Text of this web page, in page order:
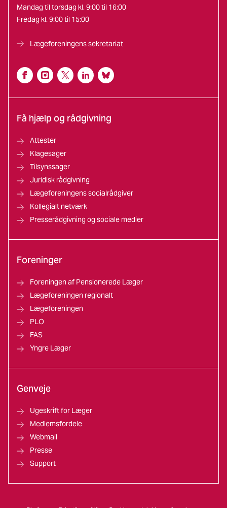
Mandag til torsdag kl. 9:00 til 16:00
Fredag kl. 9:00 til 15:00
Lægeforeningens sekretariat
Få hjælp og rådgivning
Attester
Klagesager
Tilsynssager
Juridisk rådgivning
Lægeforeningens socialrådgiver
Kollegialt netværk
Presserådgivning og sociale medier
Foreninger
Foreningen af Pensionerede Læger
Lægeforeningen regionalt
Lægeforeningen
PLO
FAS
Yngre Læger
Genveje
Ugeskrift for Læger
Medlemsfordele
Webmail
Presse
Support